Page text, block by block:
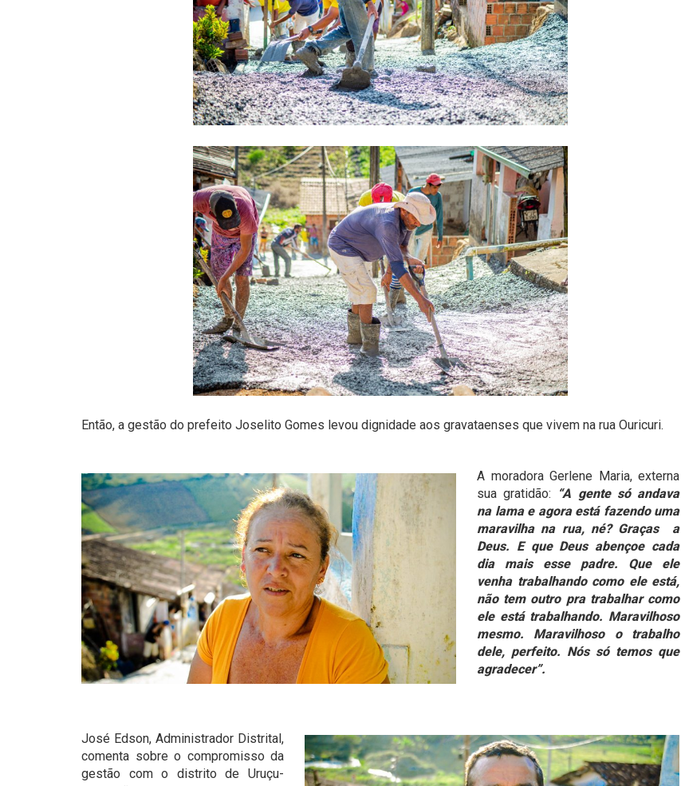
Então, a gestão do prefeito Joselito Gomes levou dignidade aos gravataenses que vivem na rua Ouricuri.
A moradora Gerlene Maria, externa
sua gratidão: “A gente só andava
na lama e agora está fazendo uma
maravilha na rua, né? Graças a
Deus. E que Deus abençoe cada
dia mais esse padre. Que ele
venha trabalhando como ele está,
não tem outro pra trabalhar como
ele está trabalhando. Maravilhoso
mesmo. Maravilhoso o trabalho
dele, perfeito. Nós só temos que
agradecer”.
José Edson, Administrador Distrital,
comenta sobre o compromisso da
gestão com o distrito de Uruçu-